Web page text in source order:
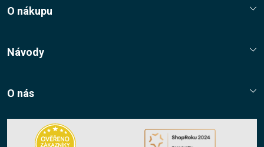
O nákupu
Jak nakupovat?
Návody
O nás
Napište nám